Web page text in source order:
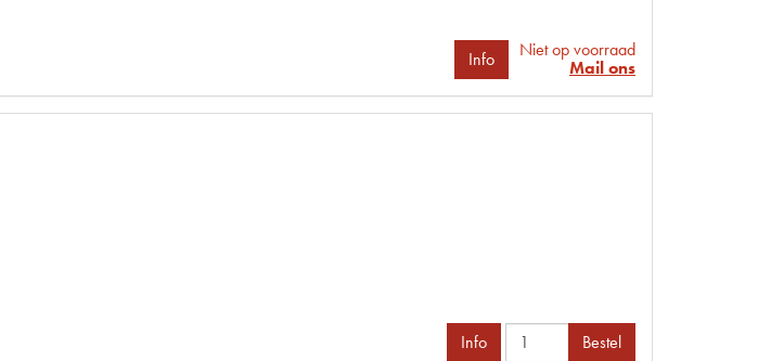
Info
Niet op voorraad
Mail ons
Info
Bestel